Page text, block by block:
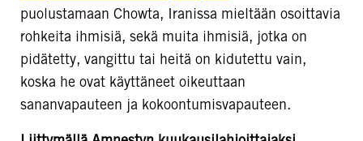
puolustamaan Chowta, Iranissa mieltään osoittavia
rohkeita ihmisiä, sekä muita ihmisiä, jotka on
pidätetty, vangittu tai heitä on kidutettu vain,
koska he ovat käyttäneet oikeuttaan
sananvapauteen ja kokoontumisvapauteen.